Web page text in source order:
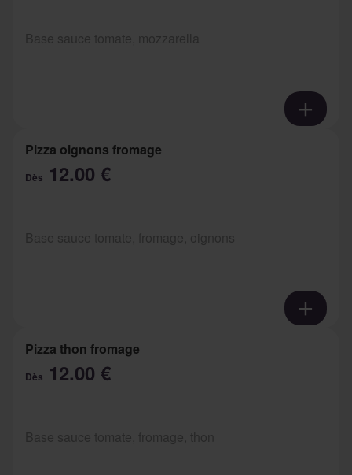
Pizza oignons fromage
Dès 12.00 €
Pizza thon fromage
Dès 12.00 €